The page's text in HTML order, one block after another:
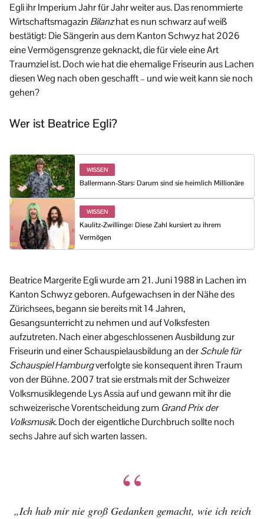
Egli ihr Imperium Jahr für Jahr weiter aus. Das renommierte
Wirtschaftsmagazin Bilanzhat es nun schwarz auf weiß
bestätigt: Die Sängerin aus dem Kanton Schwyz hat 2026
eine Vermögensgrenze geknackt, die für viele eine Art
Traumziel ist. Doch wie hat die ehemalige Friseurin aus Lachen
diesen Weg nach oben geschafft – und wie weit kann sie noch
gehen?
Wer ist Beatrice Egli?
WISSEN
Ballermann-Stars: Darum sind sie heimlich Millionäre
WISSEN
Kaulitz-Zwillinge: Diese Zahl kursiert zu ihrem
Vermögen
Beatrice Margerite Egli wurde am 21. Juni 1988 in Lachen im
Kanton Schwyz geboren. Aufgewachsen in der Nähe des
Zürichsees, begann sie bereits mit 14 Jahren,
Gesangsunterricht zu nehmen und auf Volksfesten
aufzutreten. Nach einer abgeschlossenen Ausbildung zur
Friseurin und einer Schauspielausbildung an derSchule für
Schauspiel Hamburgverfolgte sie konsequent ihren Traum
von der Bühne. 2007 trat sie erstmals mit der Schweizer
Volksmusiklegende Lys Assia auf und gewann mit ihr die
schweizerische Vorentscheidung zum Grand Prix der
Volksmusik. Doch der eigentliche Durchbruch sollte noch
sechs Jahre auf sich warten lassen.
„Ich hab mir nie groß Gedanken gemacht, wie ich reich